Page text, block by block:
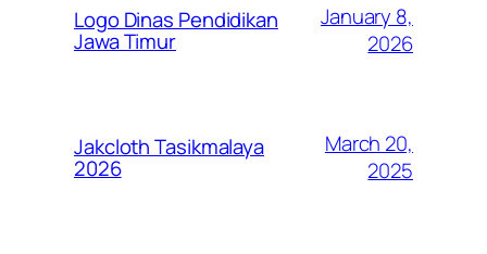
Logo Dinas Pendidikan
Jawa Timur
January 8,
2026
Jakcloth Tasikmalaya
2026
March 20,
2025